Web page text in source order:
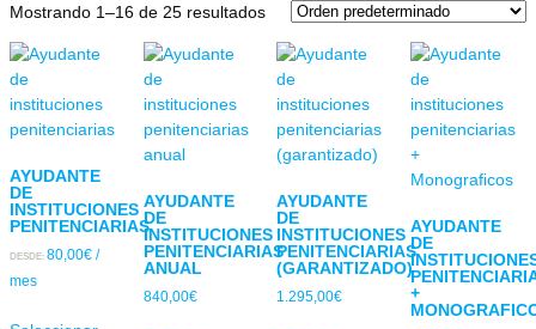
Mostrando 1–16 de 25 resultados
AYUDANTE
DE
INSTITUCIONES
PENITENCIARIAS
DESDE: 80,00€ /
mes
AYUDANTE
DE
INSTITUCIONES
PENITENCIARIAS
ANUAL
840,00€
AYUDANTE
DE
INSTITUCIONES
PENITENCIARIAS
(GARANTIZADO)
1.295,00€
AYUDANTE
DE
+